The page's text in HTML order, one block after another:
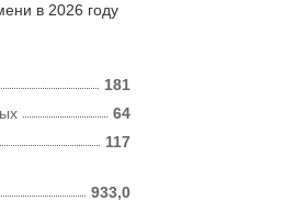
в 2026 году
181
117
64
933,0